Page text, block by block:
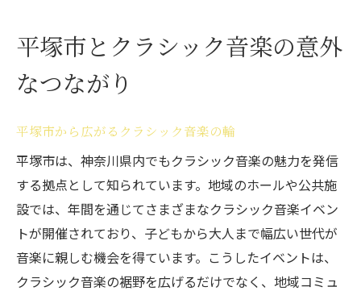
平塚市とクラシック音楽の意外
なつながり
平塚市から広がるクラシック音楽の輪
平塚市は、神奈川県内でもクラシック音楽の魅力を発信
する拠点として知られています。地域のホールや公共施
設では、年間を通じてさまざまなクラシック音楽イベン
トが開催されており、子どもから大人まで幅広い世代が
音楽に親しむ機会を得ています。こうしたイベントは、
クラシック音楽の裾野を広げるだけでなく、地域コミュ